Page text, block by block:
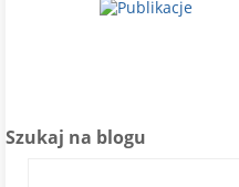
Szukaj na blogu